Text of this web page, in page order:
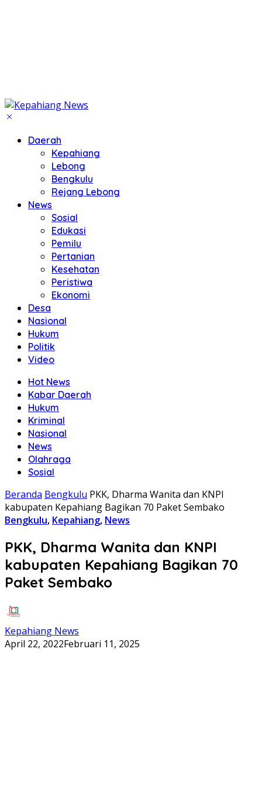
Daerah
Kepahiang
Lebong
Bengkulu
Rejang Lebong
News
Sosial
Edukasi
Pemilu
Pertanian
Kesehatan
Peristiwa
Ekonomi
Desa
Nasional
Hukum
Politik
Video
Hot News
Kabar Daerah
Hukum
Kriminal
Nasional
News
Olahraga
Sosial
Beranda Bengkulu PKK, Dharma Wanita dan KNPI
kabupaten Kepahiang Bagikan 70 Paket Sembako
Bengkulu, Kepahiang, News
PKK, Dharma Wanita dan KNPI
kabupaten Kepahiang Bagikan 70
Paket Sembako
Kepahiang News
April 22, 2022Februari 11, 2025